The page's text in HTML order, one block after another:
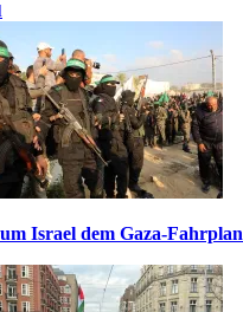
Israel dem Gaza-